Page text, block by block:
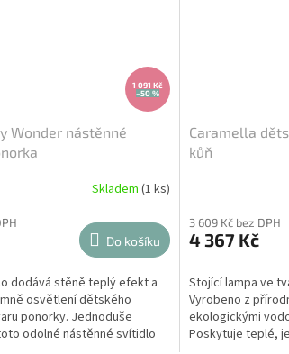
1 091 Kč
–50 %
Wonder nástěnné
Skladem (1 ks)
Do košíku
dodává stěně teplý efekt a
osvětlení dětského
ponorky. Jednoduše
odolné nástěnné svítidlo
Caramella
kůň
3 609 Kč bez DPH
4 367 Kč
Stojící lampa ve
Vyrobeno z
ekologickými
Poskytuje teplé,